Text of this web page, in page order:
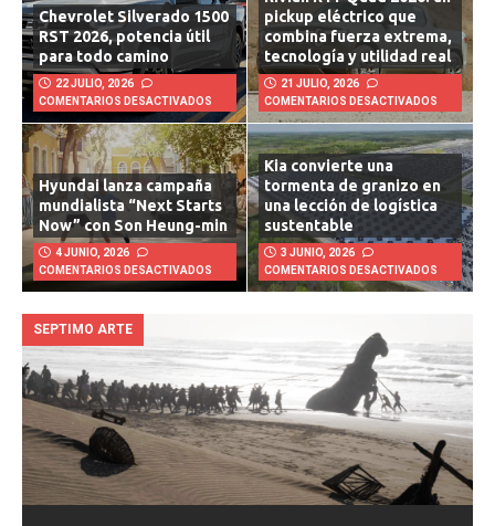
Chevrolet Silverado 1500
RST 2026, potencia útil
para todo camino
22 JULIO, 2026
COMENTARIOS DESACTIVADOS
Rivian R1T Quad 2026: un
pickup eléctrico que
combina fuerza extrema,
tecnología y utilidad real
21 JULIO, 2026
COMENTARIOS DESACTIVADOS
Hyundai lanza campaña
mundialista “Next Starts
Now” con Son Heung-min
4 JUNIO, 2026
COMENTARIOS DESACTIVADOS
Kia convierte una
tormenta de granizo en
una lección de logística
sustentable
3 JUNIO, 2026
COMENTARIOS DESACTIVADOS
SEPTIMO ARTE